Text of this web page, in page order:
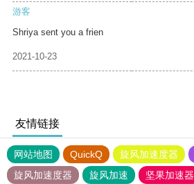
游客
Shriya sent you a frien
2021-10-23
友情链接
网站地图 QuickQ 旋风加速度器
旋风加速度器
旋风加速 坚果加速器